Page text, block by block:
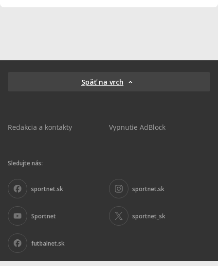
Späť na vrch
Redakcia a kontakty Vypnutie AdBlock
Sledujte nás:
sportnet.sk sportnet.sk
Sportnet sportnet_sk
futbalnet.sk